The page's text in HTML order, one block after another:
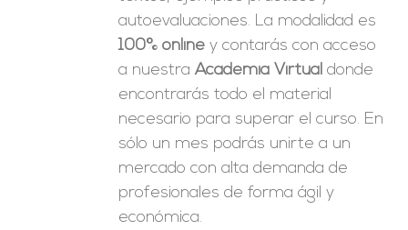
autoevaluaciones. La modalidad es
100% online y contarás con acceso
a nuestraAcademia Virtual donde
encontrarás todo el material
necesario para superar el curso. En
sólo un mes podrás unirte a un
mercado con alta demanda de
profesionales de forma ágil y
económica.